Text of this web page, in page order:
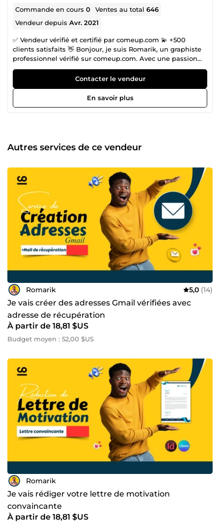
Commande en cours0 Ventes au total646
Vendeur depuisAvr. 2021
✅ Vendeur vérifié et certifié par comeup.com 💫 +500
clients satisfaits 👋 Bonjour, je suis Romarik, un graphiste
professionnel vérifié sur comeup.com. Avec une passion
pour la création visuelle, je suis déterminé à donner vie à
vos idées. 🎨 Mon expertise s'étend à divers domaines,
notamment : Mises en page créatives : Je peux transformer
vos documents en des œuvres d'art visuellement
captivantes. Conception de miniatures : Les miniatures
par une expérience solide, une créativité sans limites, et
priorité numéro un, et je m'engage à livrer des résultats
exceptionnels à chaque projet. 📈 Vous avez une vision ?
Laissez-moi la concrétiser pour vous. Discutons de vos
besoins et voyons comment je peux apporter de la valeur à
votre projet. Contactez-moi dès aujourd'hui !
Contacter le vendeur
En savoir plus
Autres services de ce vendeur
Romarik 5,0 (14)
Je vais créer des adresses Gmail vérifiées avec
adresse de récupération
À partir de 18,81 $US
Budget moyen : 52,00 $US
Romarik
Je vais rédiger votre lettre de motivation
convaincante
À partir de 18,81 $US